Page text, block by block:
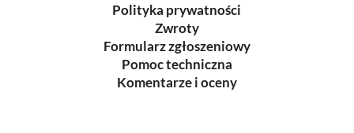
Polityka prywatności
Zwroty
Formularz zgłoszeniowy
Pomoc techniczna
Komentarze i oceny